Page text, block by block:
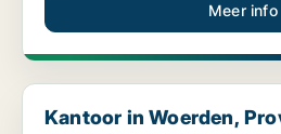
Meer info
Kantoor in Woerden, Province of
Kantoor in Woerden,